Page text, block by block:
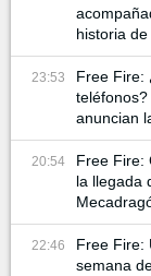
historia
23:53
Free Fire:
anuncian
20:54
Free Fire:
la llegada
22:46
Free Fire:
semana